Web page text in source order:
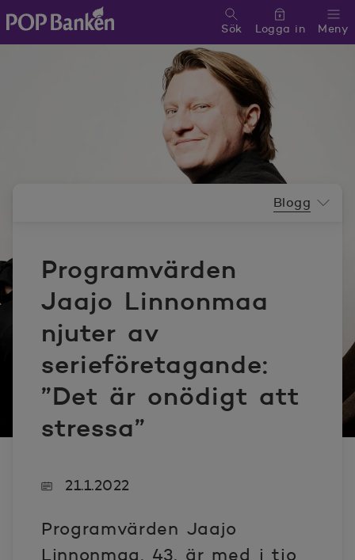
POP banken, till hemsidan
Meny
Sök Logga in
Programvärden
Jaajo Linnonmaa
njuter av
serieföretagande:
”Det är onödigt att
stressa”
Blogg
21.1.2022
Programvärden Jaajo
Linnonmaa, 43, är med i tio